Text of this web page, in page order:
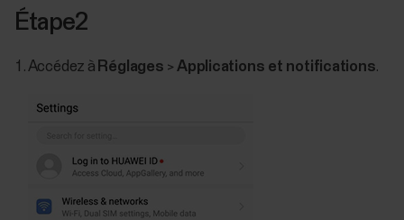
Étape2
Accédez à Réglages >Applications et notifications.